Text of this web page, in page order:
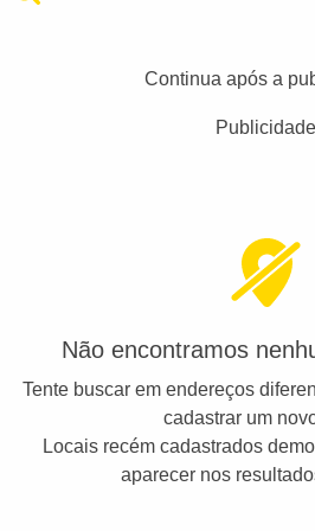
Continua após a
Publicidade
Não encontramos
Tente buscar em endereços
cadastrar um
Locais recém cadastrados
aparecer nos